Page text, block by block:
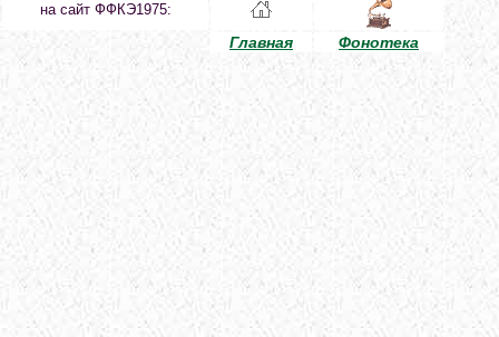
на сайт ФФКЭ1975:
Главная Фонотека